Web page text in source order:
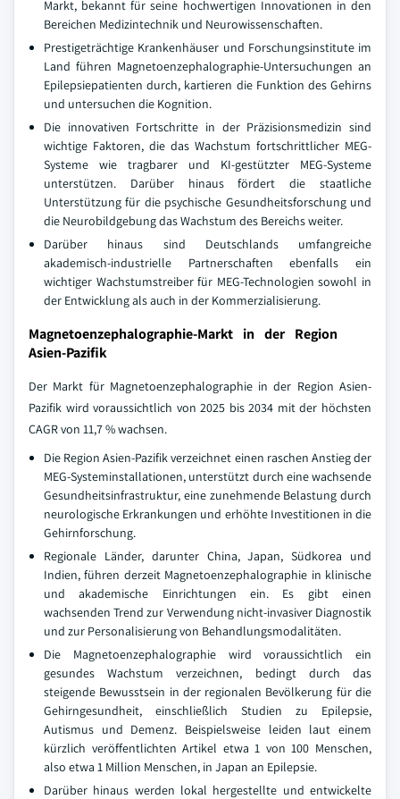
Markt, bekannt für seine hochwertigen Innovationen in den
Bereichen Medizintechnik und Neurowissenschaften.
Prestigeträchtige Krankenhäuser und Forschungsinstitute im
Land führen Magnetoenzephalographie-Untersuchungen an
Epilepsiepatienten durch, kartieren die Funktion des Gehirns
und untersuchen die Kognition.
Die innovativen Fortschritte in der Präzisionsmedizin sind
wichtige Faktoren, die das Wachstum fortschrittlicher MEG-
Systeme wie tragbarer und KI-gestützter MEG-Systeme
unterstützen. Darüber hinaus fördert die staatliche
Unterstützung für die psychische Gesundheitsforschung und
die Neurobildgebung das Wachstum des Bereichs weiter.
Darüber hinaus sind Deutschlands umfangreiche
akademisch-industrielle Partnerschaften ebenfalls ein
wichtiger Wachstumstreiber für MEG-Technologien sowohl in
der Entwicklung als auch in der Kommerzialisierung.
Magnetoenzephalographie-Markt in der Region
Asien-Pazifik
Der Markt für Magnetoenzephalographie in der Region Asien-
Pazifik wird voraussichtlich von 2025 bis 2034 mit der höchsten
CAGR von 11,7 % wachsen.
Die Region Asien-Pazifik verzeichnet einen raschen Anstieg der
MEG-Systeminstallationen, unterstützt durch eine wachsende
Gesundheitsinfrastruktur, eine zunehmende Belastung durch
neurologische Erkrankungen und erhöhte Investitionen in die
Gehirnforschung.
Regionale Länder, darunter China, Japan, Südkorea und
Indien, führen derzeit Magnetoenzephalographie in klinische
und akademische Einrichtungen ein. Es gibt einen
wachsenden Trend zur Verwendung nicht-invasiver Diagnostik
und zur Personalisierung von Behandlungsmodalitäten.
Die Magnetoenzephalographie wird voraussichtlich ein
gesundes Wachstum verzeichnen, bedingt durch das
steigende Bewusstsein in der regionalen Bevölkerung für die
Gehirngesundheit, einschließlich Studien zu Epilepsie,
Autismus und Demenz. Beispielsweise leiden laut einem
kürzlich veröffentlichten Artikel etwa 1 von 100 Menschen,
also etwa 1 Million Menschen, in Japan an Epilepsie.
Darüber hinaus werden lokal hergestellte und entwickelte